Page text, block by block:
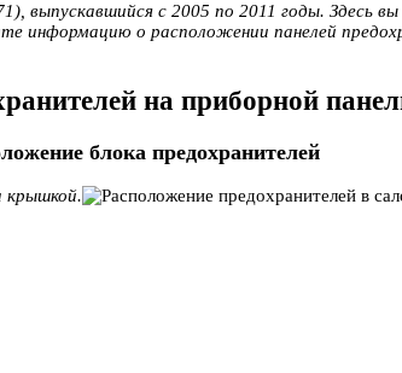
выпускавшийся с 2005 по 2011 годы. Здесь
информацию о расположении панелей
на приборной
блока предохранителей
крышкой.